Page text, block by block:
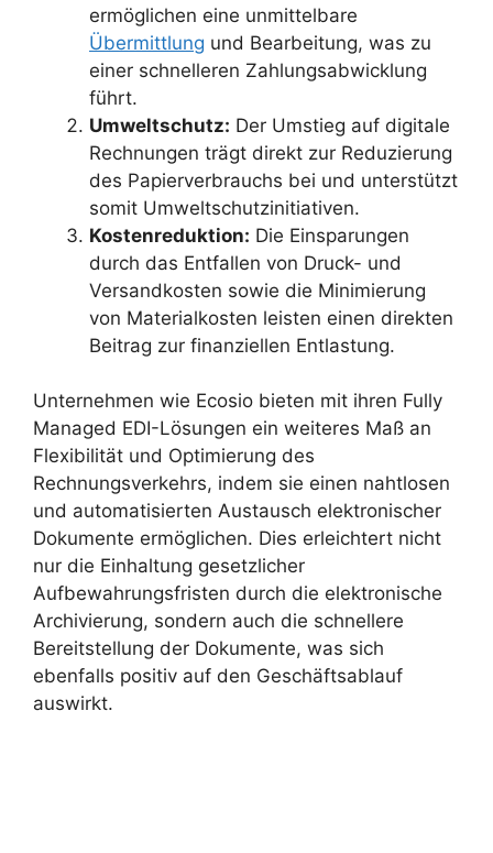
ermöglichen eine unmittelbare
Übermittlung und Bearbeitung, was zu
einer schnelleren Zahlungsabwicklung
führt.
Umweltschutz: Der Umstieg auf digitale
Rechnungen trägt direkt zur Reduzierung
des Papierverbrauchs bei und unterstützt
somit Umweltschutzinitiativen.
Kostenreduktion: Die Einsparungen
durch das Entfallen von Druck- und
Versandkosten sowie die Minimierung
von Materialkosten leisten einen direkten
Beitrag zur finanziellen Entlastung.
Unternehmen wie Ecosio bieten mit ihren Fully
Managed EDI-Lösungen ein weiteres Maß an
Flexibilität und Optimierung des
Rechnungsverkehrs, indem sie einen nahtlosen
und automatisierten Austausch elektronischer
Dokumente ermöglichen. Dies erleichtert nicht
nur die Einhaltung gesetzlicher
Aufbewahrungsfristen durch die elektronische
Archivierung, sondern auch die schnellere
Bereitstellung der Dokumente, was sich
ebenfalls positiv auf den Geschäftsablauf
auswirkt.